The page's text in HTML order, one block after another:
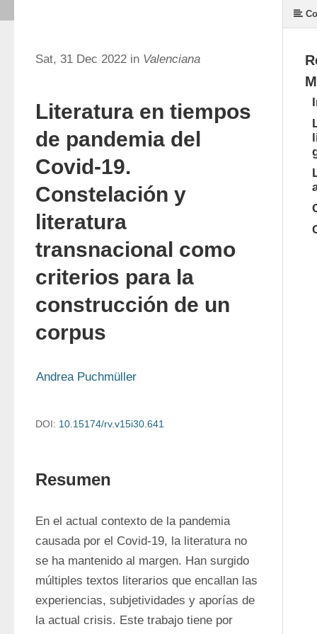
Sat, 31 Dec 2022 in Valenciana
Literatura en tiempos
de pandemia del
Covid-19.
Constelación y
literatura
transnacional como
criterios para la
construcción de un
corpus
Andrea Puchmüller
DOI: 10.15174/rv.v15i30.641
Resumen
En el actual contexto de la pandemia
causada por el Covid-19, la literatura no
se ha mantenido al margen. Han surgido
múltiples textos literarios que encallan las
experiencias, subjetividades y aporías de
la actual crisis. Este trabajo tiene por